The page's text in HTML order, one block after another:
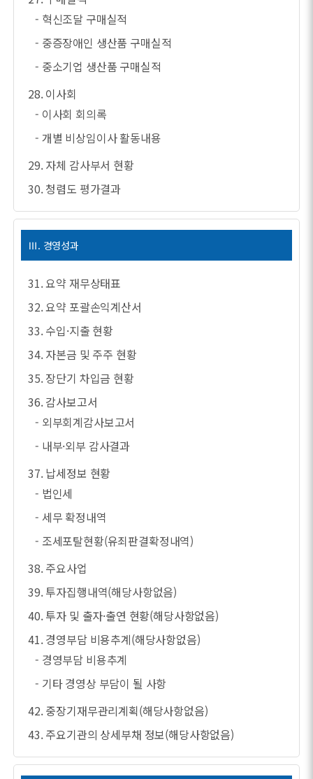
- 혁신조달 구매실적
- 중증장애인 생산품 구매실적
- 중소기업 생산품 구매실적
28. 이사회
- 이사회 회의록
- 개별 비상임이사 활동내용
29. 자체 감사부서 현황
30. 청렴도 평가결과
Ⅲ. 경영성과
31. 요약 재무상태표
32. 요약 포괄손익계산서
33. 수입·지출 현황
34. 자본금 및 주주 현황
35. 장단기 차입금 현황
36. 감사보고서
- 외부회계감사보고서
- 내부·외부 감사결과
37. 납세정보 현황
- 법인세
- 세무 확정내역
- 조세포탈현황(유죄판결확정내역)
38. 주요사업
39. 투자집행내역(해당사항없음)
40. 투자 및 출자·출연 현황(해당사항없음)
41. 경영부담 비용추계(해당사항없음)
- 경영부담 비용추계
- 기타 경영상 부담이 될 사항
42. 중장기재무관리계획(해당사항없음)
43. 주요기관의 상세부채 정보(해당사항없음)